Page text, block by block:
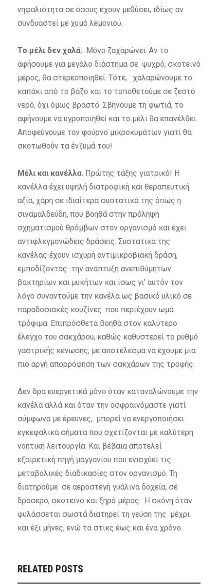
νηφαλιότητα σε όσους έχουν μεθύσει, ιδίως αν
συνδυαστεί με χυμό λεμονιού.
Το μέλι δεν χαλά. Μόνο ζαχαρώνει. Αν το
αφήσουμε για μεγάλο διάστημα σε ψυχρό, σκοτεινό
μέρος, θα στερεοποιηθεί. Τότε, χαλαρώνουμε το
καπάκι από το βάζο και το τοποθετούμε σε ζεστό
νερό, όχι όμως βραστό. Σβήνουμε τη φωτιά, το
αφήνουμε να υγροποιηθεί και το μέλι θα επανέλθει.
Αποφεύγουμε τον φούρνο μικροκυμάτων γιατί θα
σκοτωθούν τα ένζυμά του!
Μέλι και κανέλλα. Πρώτης τάξης γιατρικό! Η
κανέλλα έχει υψηλή διατροφική και θεραπευτική
αξία, χάρη σε ιδιαίτερα συστατικά της όπως η
σιναμαλδεύδη, που βοηθά στην πρόληψη
σχηματισμού θρόμβων στον οργανισμό και έχει
αντιφλεγμονώδεις δράσεις. Συστατικά της
κανέλας έχουν ισχυρή αντιμικροβιακή δράση,
εμποδίζοντας την ανάπτυξη ανεπιθύμητων
βακτηρίων και μυκήτων και ίσως γι’ αυτόν τον
λόγο συναντούμε την κανέλα ως βασικό υλικό σε
παραδοσιακές κουζίνες που περιέχουν ωμά
τρόφιμα. Επιπρόσθετα βοηθά στον καλύτερο
έλεγχο του σακχάρου, καθώς καθυστερεί το ρυθμό
γαστρικής κένωσης, με αποτέλεσμα να έχουμε μια
πιο αργή απορρόφηση των σακχάρων της τροφής.
Δεν δρα ευεργετικά μόνο όταν καταναλώνουμε την
κανέλα αλλά και όταν την οσφραινόμαστε γιατί
σύμφωνα με έρευνες, μπορεί να ενεργοποιήσει
εγκεφαλικά σήματα που σχετίζονται με καλύτερη
νοητική λειτουργία. Και βέβαια αποτελεί
εξαιρετική πηγή μαγγανίου που ενισχύει τις
μεταβολικές διαδικασίες στον οργανισμό. Τη
διατηρούμε σε αεροστεγή γυάλινα δοχεία, σε
δροσερό, σκοτεινό και ξηρό μέρος. Η σκόνη όταν
φυλάσσεται σωστά διατηρεί τη γεύση της μέχρι
και έξι μήνες, ενώ τα στικς έως και ένα χρόνο.
RELATED POSTS